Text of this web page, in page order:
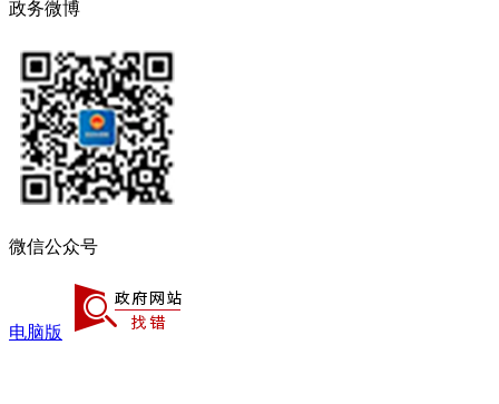
政务微博
微信公众号
电脑版